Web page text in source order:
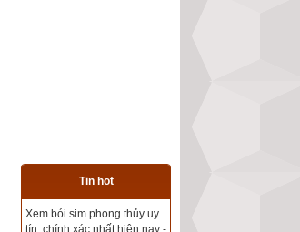
Tin hot
Tổng kho sim phong thủy -